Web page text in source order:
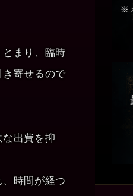
まり、臨時
寄せるので
出費を抑
時間が経つ